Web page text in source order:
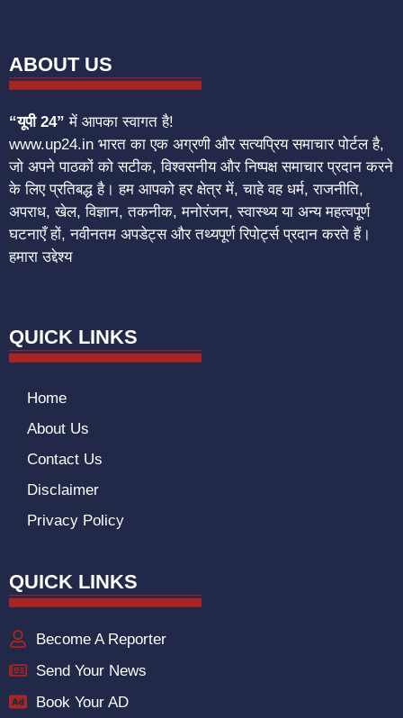
ABOUT US
“यूपी 24” में आपका स्वागत है!
www.up24.in भारत का एक अग्रणी और सत्यप्रिय समाचार पोर्टल है,
जो अपने पाठकों को सटीक, विश्वसनीय और निष्पक्ष समाचार प्रदान करने
के लिए प्रतिबद्ध है। हम आपको हर क्षेत्र में, चाहे वह धर्म, राजनीति,
अपराध, खेल, विज्ञान, तकनीक, मनोरंजन, स्वास्थ्य या अन्य महत्वपूर्ण
घटनाएँ हों, नवीनतम अपडेट्स और तथ्यपूर्ण रिपोर्ट्स प्रदान करते हैं।
हमारा उद्देश्य
QUICK LINKS
Home
About Us
Contact Us
Disclaimer
Privacy Policy
QUICK LINKS
Become A Reporter
Send Your News
Book Your AD